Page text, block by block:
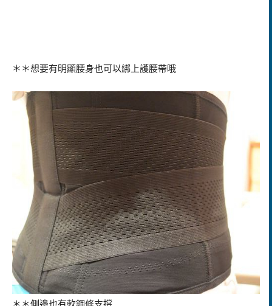
＊＊想要有明顯腰身也可以綁上護腰帶哦